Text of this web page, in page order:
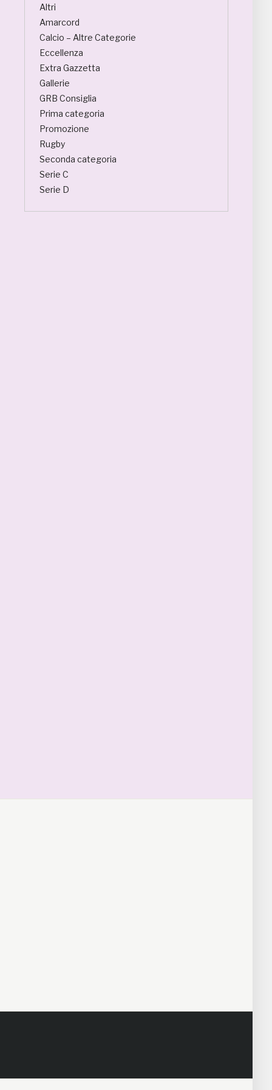
Altri
Amarcord
Calcio – Altre Categorie
Eccellenza
Extra Gazzetta
Gallerie
GRB Consiglia
Prima categoria
Promozione
Rugby
Seconda categoria
Serie C
Serie D